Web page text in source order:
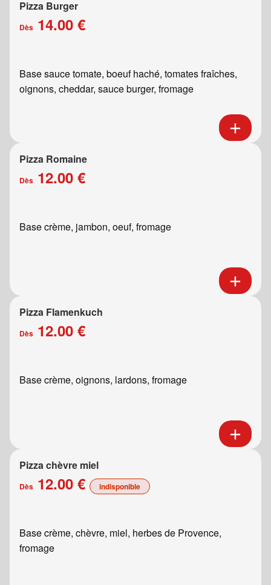
Pizza Burger
Dès 14.00 €
Base sauce tomate, boeuf haché, tomates fraîches,
oignons, cheddar, sauce burger, fromage
Pizza Romaine
Dès 12.00 €
Base crème, jambon, oeuf, fromage
Pizza Flamenkuch
Dès 12.00 €
Base crème, oignons, lardons, fromage
Pizza chèvre miel
Dès 12.00 € indisponible
Base crème, chèvre, miel, herbes de Provence,
fromage